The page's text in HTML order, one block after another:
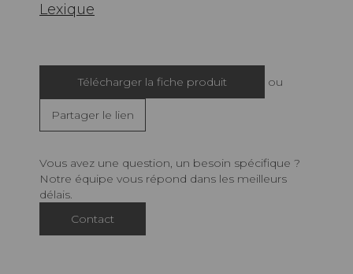
Lexique
Télécharger la fiche produit ou
Partager le lien
Vous avez une question, un besoin spécifique ?
Notre équipe vous répond dans les meilleurs
délais.
Contact